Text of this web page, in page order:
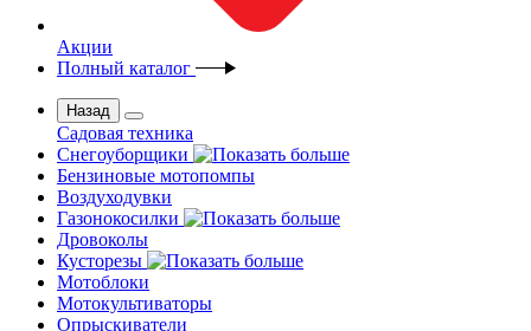
Акции
Полный каталог
Назад
Садовая техника
Снегоуборщики
Бензиновые мотопомпы
Воздуходувки
Газонокосилки
Дровоколы
Кусторезы
Мотоблоки
Мотокультиваторы
Опрыскиватели